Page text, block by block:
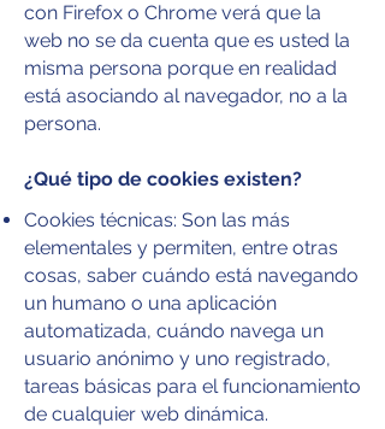
con Firefox o Chrome verá que la
web no se da cuenta que es usted la
misma persona porque en realidad
está asociando al navegador, no a la
persona.
¿Qué tipo de cookies existen?
Cookies técnicas: Son las más
elementales y permiten, entre otras
cosas, saber cuándo está navegando
un humano o una aplicación
automatizada, cuándo navega un
usuario anónimo y uno registrado,
tareas básicas para el funcionamiento
de cualquier web dinámica.